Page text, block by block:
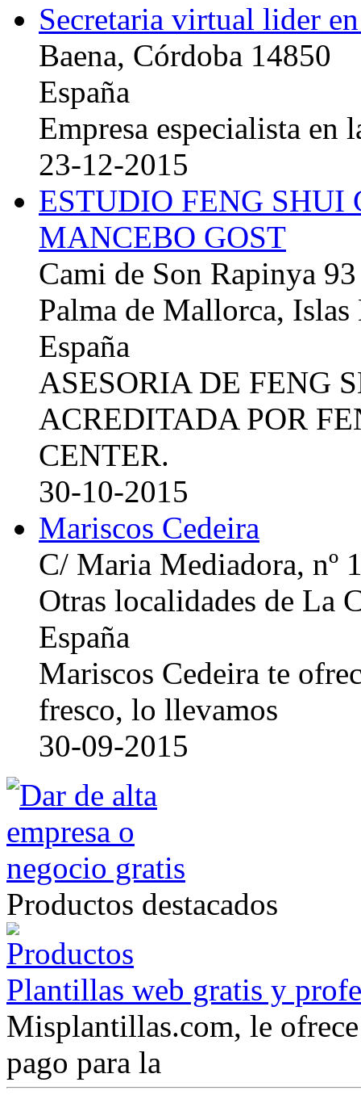
Secretaria virtual lider
Baena, Córdoba 14850
España
Empresa especialista en
23-12-2015
ESTUDIO FENG
MANCEBO GOST
Cami de Son Rapinya 93
Palma de Mallorca, Islas
España
ASESORIA DE FENG
ACREDITADA POR
CENTER.
30-10-2015
Mariscos Cedeira
C/ Maria Mediadora, nº
Otras localidades de La
España
Mariscos Cedeira te
fresco, lo llevamos
30-09-2015
Productos destacados
Plantillas web gratis y
Misplantillas.com, le
pago para la